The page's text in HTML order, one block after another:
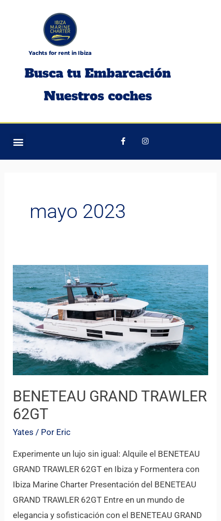
Yachts for rent in Ibiza
Busca tu Embarcación
Nuestros coches
F
a
e
f
I
n
t
mayo 2023
BENETEAU GRAND TRAWLER
62GT
Yates / Por Eric
Experimente un lujo sin igual: Alquile el BENETEAU
GRAND TRAWLER 62GT en Ibiza y Formentera con
Ibiza Marine Charter Presentación del BENETEAU
GRAND TRAWLER 62GT Entre en un mundo de
elegancia y sofisticación con el BENETEAU GRAND
BENETEAU
GRAND
TRAWLER
62GT